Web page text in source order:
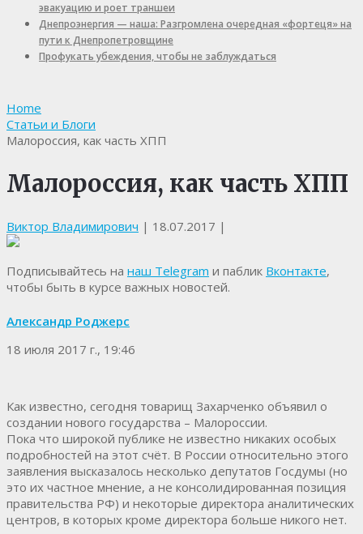
эвакуацию и роет траншеи
Днепроэнергия — наша: Разгромлена очередная «фортеця» на
пути к Днепропетровщине
Профукать убеждения, чтобы не заблуждаться
Home
Статьи и Блоги
Малороссия, как часть ХПП
Малороссия, как часть ХПП
Виктор Владимирович | 18.07.2017 |
Подписывайтесь на наш Telegram и паблик Вконтакте,
чтобы быть в курсе важных новостей.
Александр Роджерс
18 июля 2017 г., 19:46
Как известно, сегодня товарищ Захарченко объявил о
создании нового государства – Малороссии.
Пока что широкой публике не известно никаких особых
подробностей на этот счёт. В России относительно этого
заявления высказалось несколько депутатов Госдумы (но
это их частное мнение, а не консолидированная позиция
правительства РФ) и некоторые директора аналитических
центров, в которых кроме директора больше никого нет.